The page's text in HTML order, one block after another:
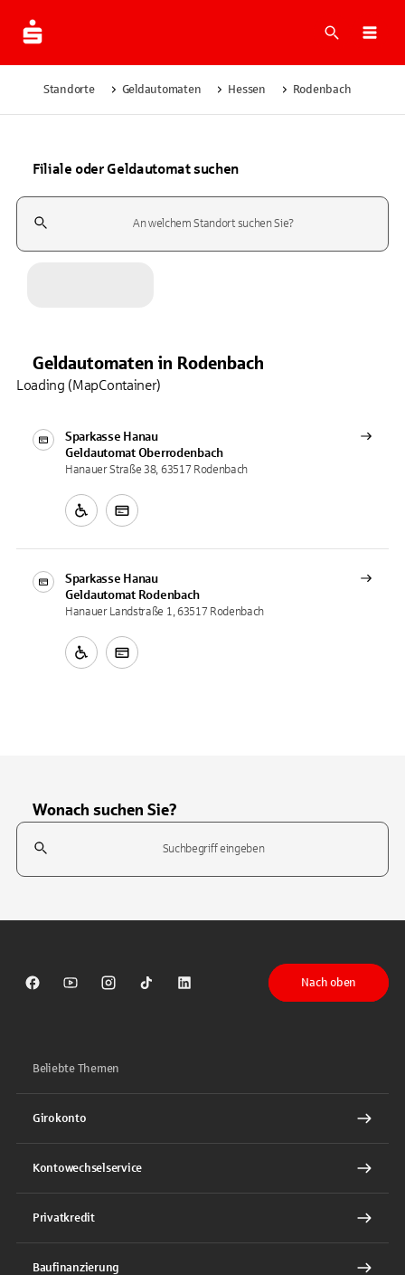
Suche
Standorte Geldautomaten Hessen Rodenbach
Filiale oder Geldautomat suchen
Suchfeld
Geldautomaten in Rodenbach
Sparkasse Hanau
Geldautomat Oberrodenbach
Hanauer Straße 38, 63517 Rodenbach
Sparkasse Hanau
Geldautomat Rodenbach
Hanauer Landstraße 1, 63517 Rodenbach
Loading (MapContainer)
Wonach suchen Sie?
Suchfeld
Sparkasse auf Facebook
Sparkasse auf Youtube
Sparkasse auf Instagram
Sparkasse auf TikTok
Sparkasse auf LinkedIn
Nach oben
Beliebte Themen
Girokonto
Kontowechselservice
Privatkredit
Baufinanzierung